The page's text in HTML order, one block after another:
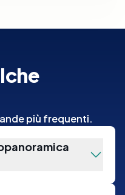
più frequenti.